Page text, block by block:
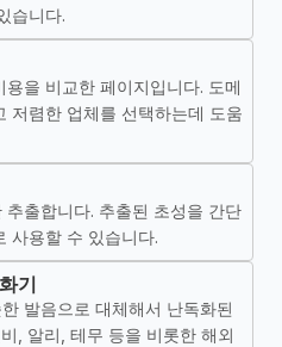
습니다.
을 비교한 페이지입니다. 도메
저렴한 업체를 선택하는데 도움
출합니다. 추출된 초성을 간단
사용할 수 있습니다.
기
발음으로 대체해서 난독화된
, 알리, 테무 등을 비롯한 해외